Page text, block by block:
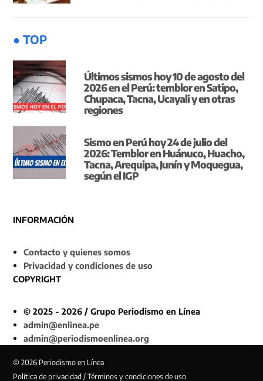
● TOP
Últimos sismos hoy 10 de agosto del
2026 en el Perú: temblor en Satipo,
Chupaca, Tacna, Ucayali y en otras
regiones
Sismo en Perú hoy 24 de julio del
2026: Temblor en Huánuco, Huacho,
Tacna, Arequipa, Junín y Moquegua,
según el IGP
INFORMACIÓN
Contacto y quienes somos
Privacidad y condiciones de uso
COPYRIGHT
© 2025 - 2026 / Grupo Periodismo en Línea
admin@enlinea.pe
admin@periodismoenlinea.org
© 2026 Periodismo en Línea
Política de privacidad / Términos y condiciones de uso